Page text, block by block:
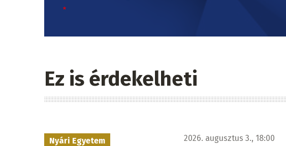
Ez is érdekelheti
Nyári Egyetem 2026. augusztus 3., 18:00